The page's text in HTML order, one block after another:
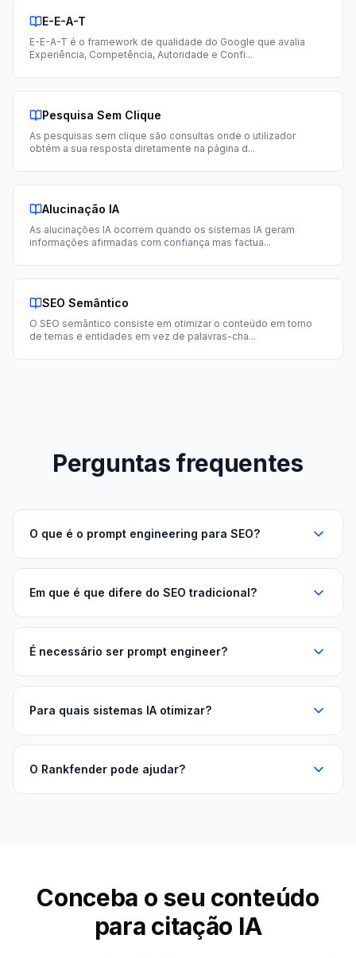
E-E-A-T
E-E-A-T é o framework de qualidade do Google que avalia
Experiência, Competência, Autoridade e Confi...
Pesquisa Sem Clique
As pesquisas sem clique são consultas onde o utilizador
obtém a sua resposta diretamente na página d...
Alucinação IA
As alucinações IA ocorrem quando os sistemas IA geram
informações afirmadas com confiança mas factua...
SEO Semântico
O SEO semântico consiste em otimizar o conteúdo em torno
de temas e entidades em vez de palavras-cha...
Perguntas frequentes
O que é o prompt engineering para SEO?
Em que é que difere do SEO tradicional?
É necessário ser prompt engineer?
Para quais sistemas IA otimizar?
O Rankfender pode ajudar?
Conceba o seu conteúdo
para citação IA